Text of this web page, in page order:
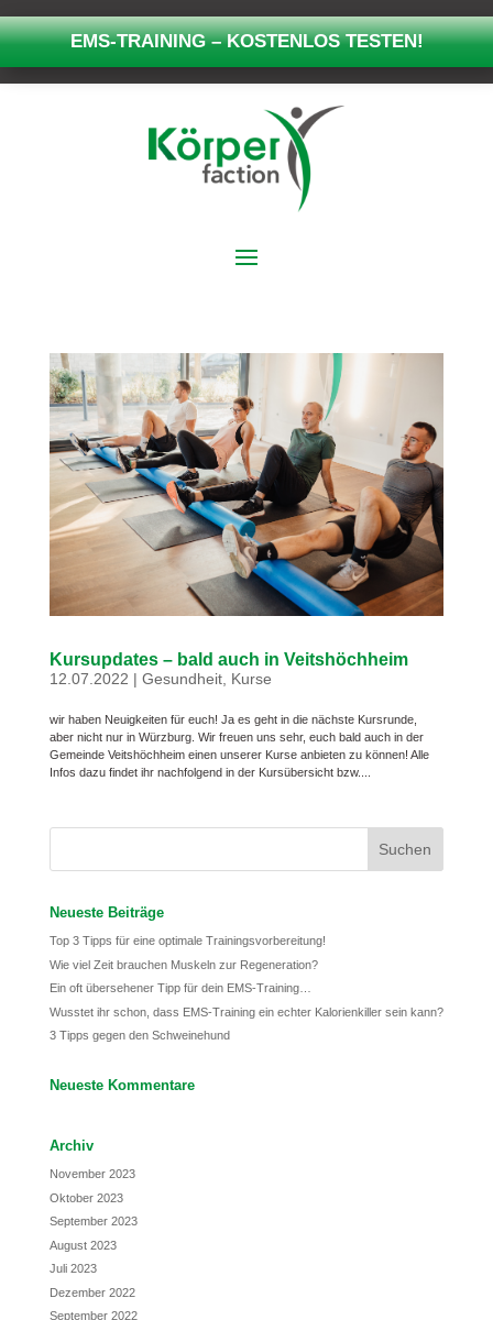
EMS-TRAINING – KOSTENLOS TESTEN!
Kursupdates – bald auch in Veitshöchheim
12.07.2022 | Gesundheit, Kurse
wir haben Neuigkeiten für euch! Ja es geht in die nächste Kursrunde,
aber nicht nur in Würzburg. Wir freuen uns sehr, euch bald auch in der
Gemeinde Veitshöchheim einen unserer Kurse anbieten zu können! Alle
Infos dazu findet ihr nachfolgend in der Kursübersicht bzw....
Neueste Beiträge
Top 3 Tipps für eine optimale Trainingsvorbereitung!
Wie viel Zeit brauchen Muskeln zur Regeneration?
Ein oft übersehener Tipp für dein EMS-Training…
Wusstet ihr schon, dass EMS-Training ein echter Kalorienkiller sein kann?
3 Tipps gegen den Schweinehund
Neueste Kommentare
Archiv
November 2023
Oktober 2023
September 2023
August 2023
Juli 2023
Dezember 2022
September 2022